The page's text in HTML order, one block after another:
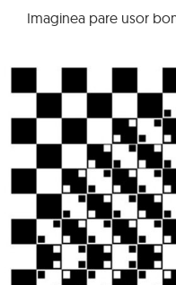
Imaginea pare usor